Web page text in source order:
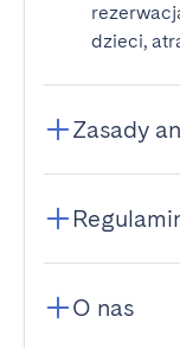
dzieci,
Zasady
O nas